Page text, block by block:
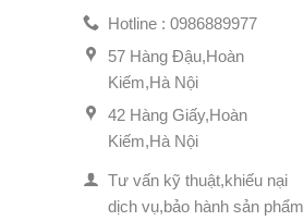
Hotline : 0986889977
57 Hàng Đậu,Hoàn
Kiếm,Hà Nội
42 Hàng Giấy,Hoàn
Kiếm,Hà Nội
Tư vấn kỹ thuật,khiếu nại
dịch vụ,bảo hành sản phẩm